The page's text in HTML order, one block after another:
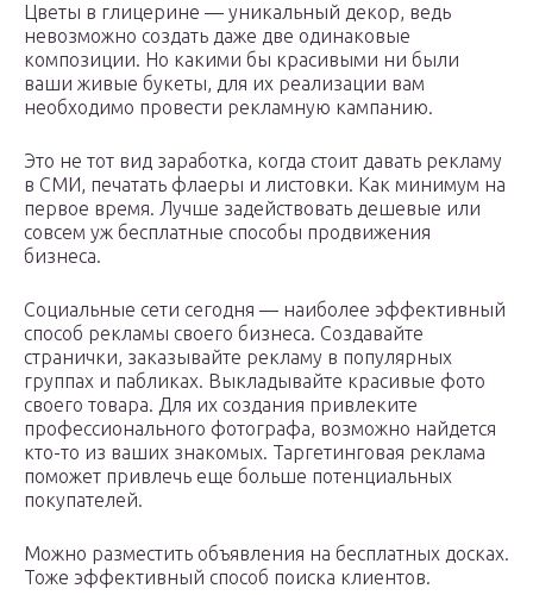
Цветы в глицерине — уникальный декор, ведь
невозможно создать даже две одинаковые
композиции. Но какими бы красивыми ни были
ваши живые букеты, для их реализации вам
необходимо провести рекламную кампанию.
Это не тот вид заработка, когда стоит давать рекламу
в СМИ, печатать флаеры и листовки. Как минимум на
первое время. Лучше задействовать дешевые или
совсем уж бесплатные способы продвижения
бизнеса.
Социальные сети сегодня — наиболее эффективный
способ рекламы своего бизнеса. Создавайте
странички, заказывайте рекламу в популярных
группах и пабликах. Выкладывайте красивые фото
своего товара. Для их создания привлеките
профессионального фотографа, возможно найдется
кто-то из ваших знакомых. Таргетинговая реклама
поможет привлечь еще больше потенциальных
покупателей.
Можно разместить объявления на бесплатных досках.
Тоже эффективный способ поиска клиентов.